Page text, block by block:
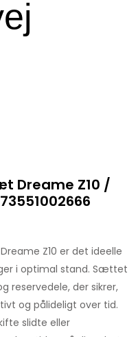
Dreame Z10 /
Z10 er det ideelle
i optimal stand. Sættet
reservedele, der sikrer,
og pålideligt over tid.
slidte eller